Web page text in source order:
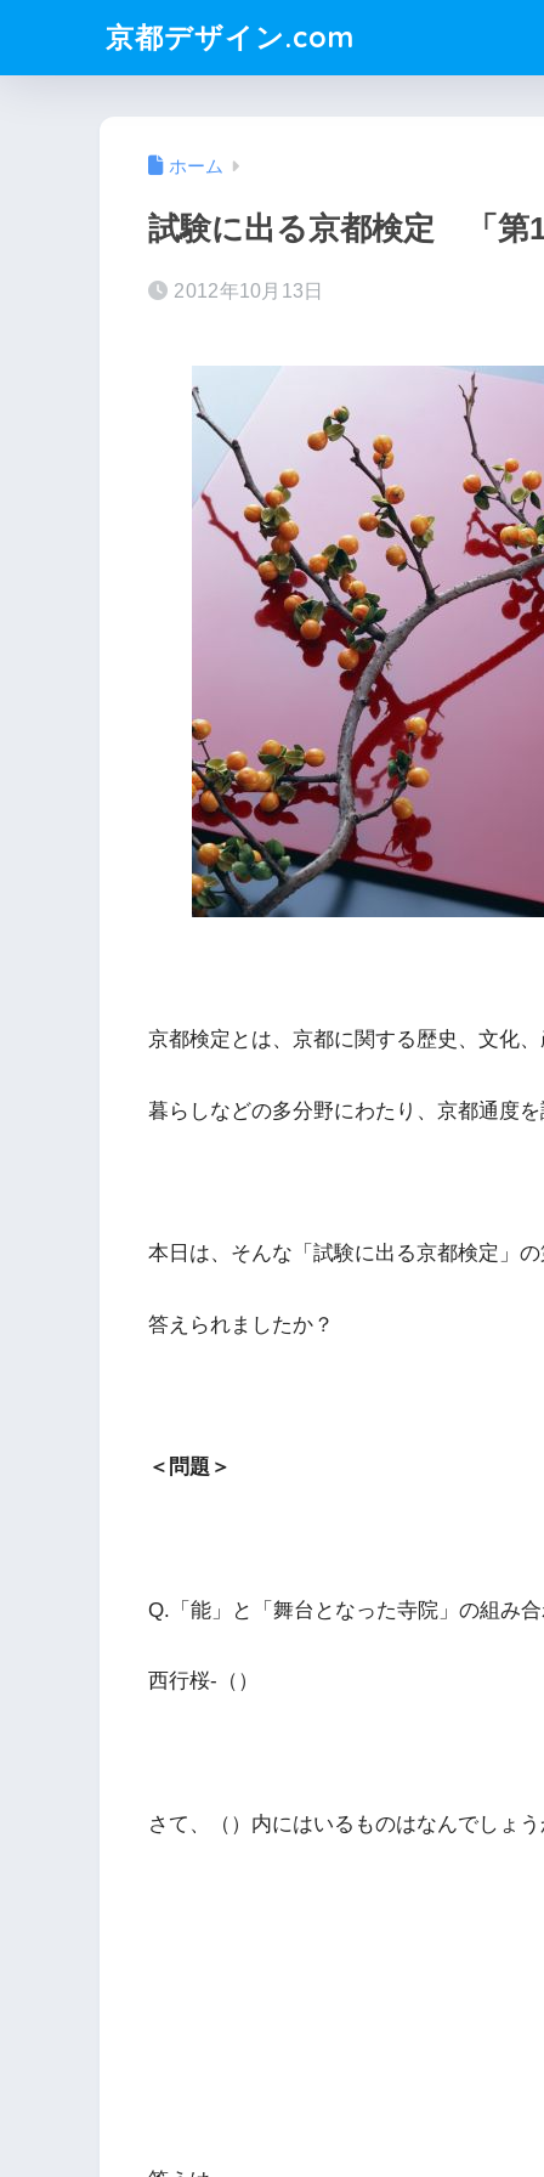
京都デザイン.com
ホーム
試験に出る京都検定 「第
2012年10月13日
京都検定とは、京都に関する歴史、文化
暮らしなどの多分野にわたり、京都通度
本日は、そんな「試験に出る京都検定」
答えられましたか？
＜問題＞
Q.「能」と「舞台となった寺院」の組み
西行桜-（）
さて、（）内にはいるものはなんでしょ